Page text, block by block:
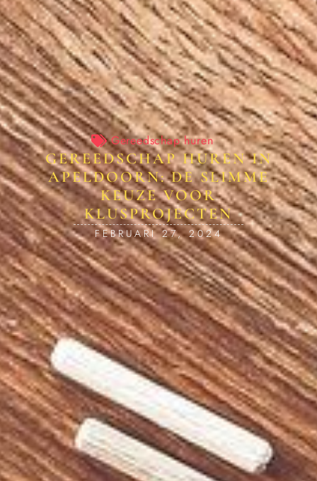
Gereedschap huren
GEREEDSCHAP HUREN IN
APELDOORN: DE SLIMME
KEUZE VOOR
KLUSPROJECTEN
FEBRUARI 27, 2024